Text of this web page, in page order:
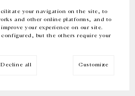
your navigation on the site, to
and other online platforms, and to
your experience on our site.
but the others require your
Decline all Customize
Instagram